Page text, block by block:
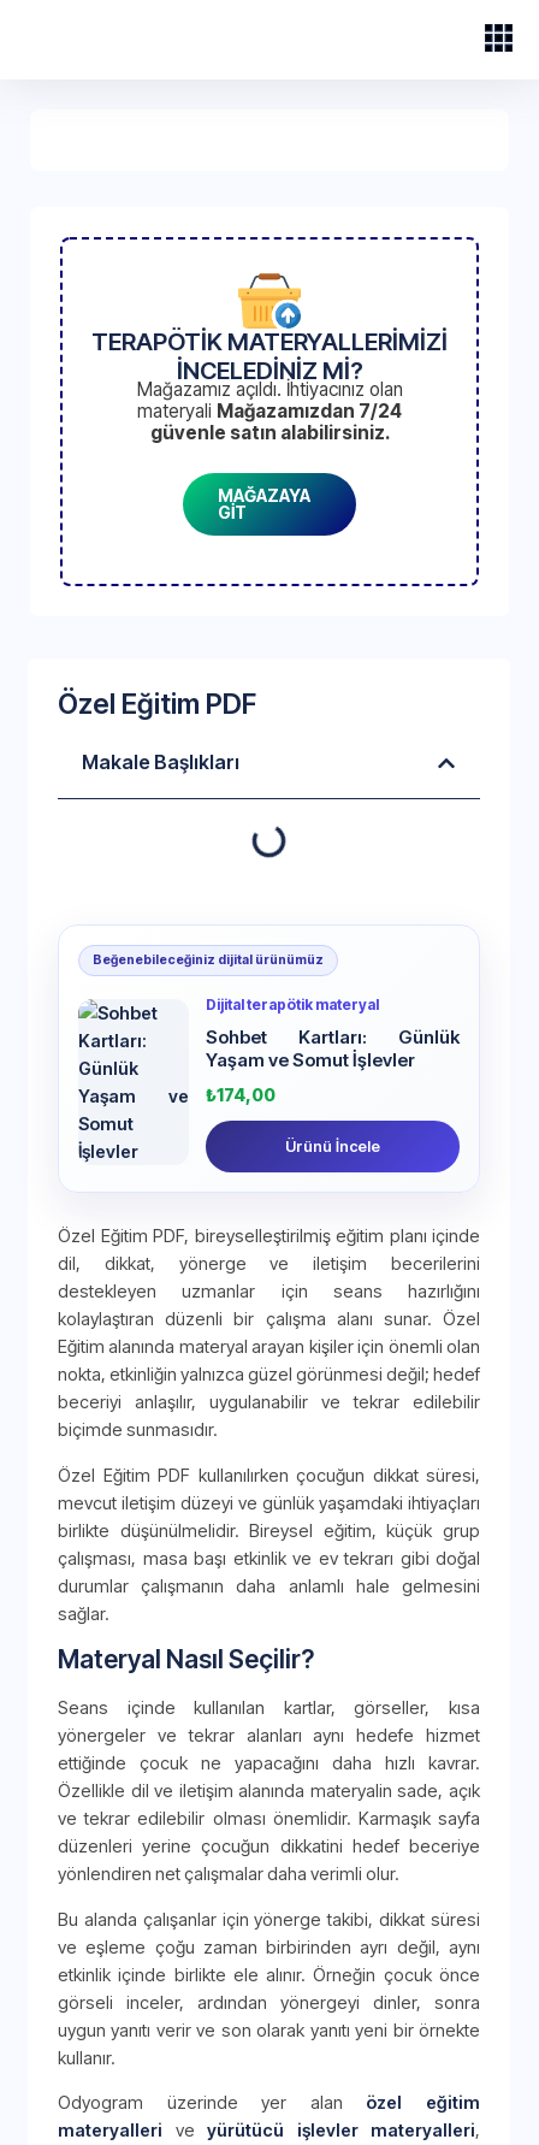
TERAPÖTİK MATERYALLERİMİZİ
İNCELEDİNİZ Mİ?
Mağazamız açıldı. İhtiyacınız olan
materyali Mağazamızdan 7/24
güvenle satın alabilirsiniz.
MAĞAZAYA
GİT
Özel Eğitim PDF
Makale Başlıkları
Beğenebileceğiniz dijital ürünümüz
Dijital terapötik materyal
Sohbet Kartları: Günlük
Yaşam ve Somut İşlevler
₺174,00
Ürünü İncele
Özel Eğitim PDF, bireyselleştirilmiş eğitim planı içinde
dil, dikkat, yönerge ve iletişim becerilerini
destekleyen uzmanlar için seans hazırlığını
kolaylaştıran düzenli bir çalışma alanı sunar. Özel
Eğitim alanında materyal arayan kişiler için önemli olan
nokta, etkinliğin yalnızca güzel görünmesi değil; hedef
beceriyi anlaşılır, uygulanabilir ve tekrar edilebilir
biçimde sunmasıdır.
Özel Eğitim PDF kullanılırken çocuğun dikkat süresi,
mevcut iletişim düzeyi ve günlük yaşamdaki ihtiyaçları
birlikte düşünülmelidir. Bireysel eğitim, küçük grup
çalışması, masa başı etkinlik ve ev tekrarı gibi doğal
durumlar çalışmanın daha anlamlı hale gelmesini
sağlar.
Materyal Nasıl Seçilir?
Seans içinde kullanılan kartlar, görseller, kısa
yönergeler ve tekrar alanları aynı hedefe hizmet
ettiğinde çocuk ne yapacağını daha hızlı kavrar.
Özellikle dil ve iletişim alanında materyalin sade, açık
ve tekrar edilebilir olması önemlidir. Karmaşık sayfa
düzenleri yerine çocuğun dikkatini hedef beceriye
yönlendiren net çalışmalar daha verimli olur.
Bu alanda çalışanlar için yönerge takibi, dikkat süresi
ve eşleme çoğu zaman birbirinden ayrı değil, aynı
etkinlik içinde birlikte ele alınır. Örneğin çocuk önce
görseli inceler, ardından yönergeyi dinler, sonra
uygun yanıtı verir ve son olarak yanıtı yeni bir örnekte
kullanır.
Odyogram üzerinde yer alan özel eğitim
materyalleri ve yürütücü işlevler materyalleri,